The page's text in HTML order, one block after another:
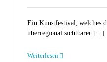
Ein Kunstfestival, welches
überregional sichtbarer [...]
Weiterlesen